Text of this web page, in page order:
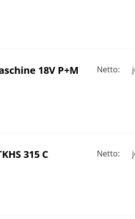
18V P+M Netto:
315 C
Netto: